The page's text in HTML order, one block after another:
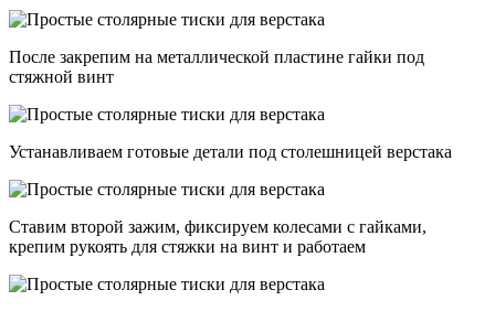
После закрепим на металлической пластине гайки под
стяжной винт
Устанавливаем готовые детали под столешницей верстака
Ставим второй зажим, фиксируем колесами с гайками,
крепим рукоять для стяжки на винт и работаем